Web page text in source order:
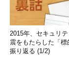
2015年、セキュリ
震をもたらした「標
振り返る (1/2)